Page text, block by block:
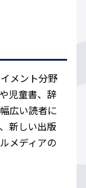
メント分野
児童書、辞
広い読者に
新しい出版
メディアの